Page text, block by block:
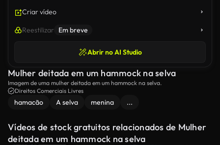
Criar vídeo
Reestilizar Em breve
Abrir no AI Studio
Mulher deitada em um hammock na selva
Imagem de uma mulher deitada em um hammock na selva.
Direitos Comerciais Livres
hamacão A selva menina ...
Vídeos de stock gratuitos relacionados de Mulher
deitada em um hammock na selva